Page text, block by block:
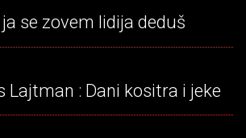
ja se zovem lidija deduš
Lajtman : Dani kositra i jeke